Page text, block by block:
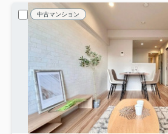
中古マンション